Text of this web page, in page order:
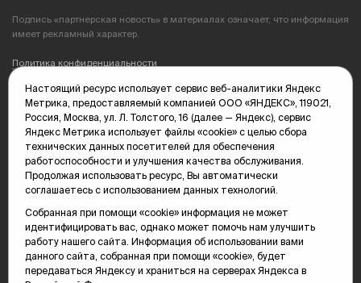
Подпись «партнерская новость» в материалах означает, что информация
имеет рекламный характер.
Политика конфиденциальности
Редакция: 625035, Тюмень, пр. Геологоразведчиков, 28А
(3452) 68-89-05
edit@vsluh.ru
Главный редактор: Панкина Т.Ю.
kika@vsluh.ru
По вопросам рекламы:
(3452) 68-89-78
kotovaev@sibinformburo.ru
mim@vsluh.ru
Настоящий ресурс использует сервис веб-аналитики Яндекс
Метрика, предоставляемый компанией ООО «ЯНДЕКС», 119021,
Россия, Москва, ул. Л. Толстого, 16 (далее — Яндекс), сервис
Яндекс Метрика использует файлы «cookie» с целью сбора
технических данных посетителей для обеспечения
работоспособности и улучшения качества обслуживания.
Продолжая использовать ресурс, Вы автоматически
соглашаетесь с использованием данных технологий.
Собранная при помощи «cookie» информация не может
идентифицировать вас, однако может помочь нам улучшить
работу нашего сайта. Информация об использовании вами
данного сайта, собранная при помощи «cookie», будет
передаваться Яндексу и храниться на серверах Яндекса в